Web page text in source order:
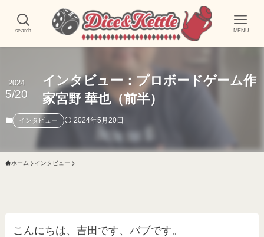
search MENU
インタビュー：プロボードゲーム作
家宮野 華也（前半）
2024
5/20
インタビュー 2024年5月20日
ホーム インタビュー
こんにちは、吉田です、バブです。